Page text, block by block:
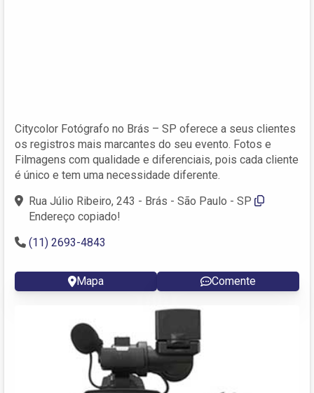
Citycolor Fotógrafo no Brás – SP oferece a seus clientes
os registros mais marcantes do seu evento. Fotos e
Filmagens com qualidade e diferenciais, pois cada cliente
é único e tem uma necessidade diferente.
Rua Júlio Ribeiro, 243 - Brás - São Paulo - SP
Endereço copiado!
(11) 2693-4843
Mapa Comente